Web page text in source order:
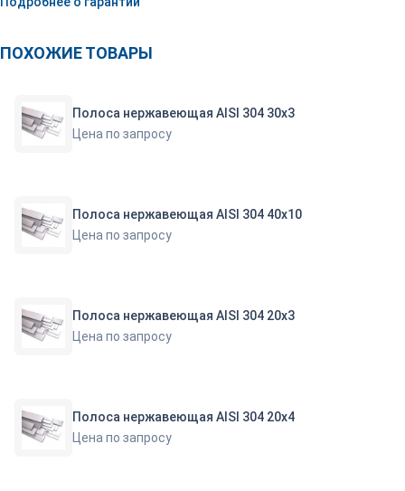
ПОХОЖИЕ ТОВАРЫ
Полоса нержавеющая AISI 304 30х3
Цена по запросу
Полоса нержавеющая AISI 304 40х10
Цена по запросу
Полоса нержавеющая AISI 304 20х3
Цена по запросу
Полоса нержавеющая AISI 304 20х4
Цена по запросу